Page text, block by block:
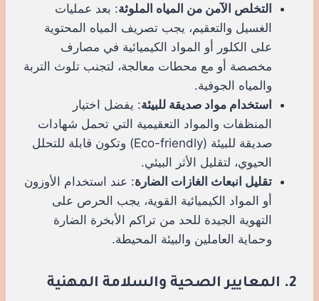
التخلص الآمن من المياه الملوثة: بعد عمليات
الغسيل والتعقيم، يجب تصريف المياه المحتوية
على الكلور أو المواد الكيميائية في مصارف
مخصصة أو مع محطات معالجة، لتجنب تلوث التربة
والمياه الجوفية.
استخدام مواد صديقة للبيئة: يفضل اختيار
المنظفات والمواد التعقيمية التي تحمل شهادات
صديقة للبيئة (Eco-friendly) وتكون قابلة للتحلل
الحيوي، لتقليل الأثر البيئي.
تقليل انبعاث الغازات الضارة: عند استخدام الأوزون
أو المواد الكيميائية القوية، يجب الحرص على
التهوية الجيدة للحد من تراكم الأبخرة الضارة
وحماية العاملين والبيئة المحيطة.
2. المعايير الصحية والسلامة المهنية